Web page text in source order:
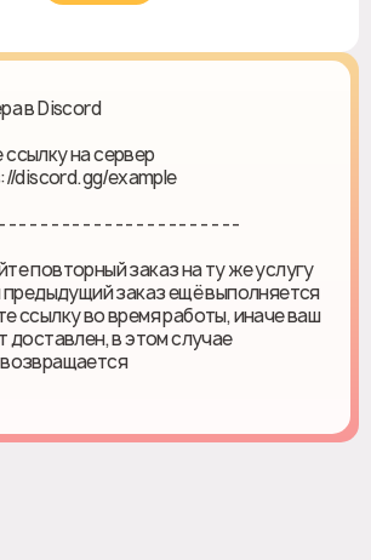
в Discord
на сервер
discord.gg/example
- - - - - - - - - - - - - - - - - - - - - -
повторный заказ на ту же услугу
предыдущий заказ ещё выполняется
ссылку во время работы, иначе ваш
доставлен, в этом случае